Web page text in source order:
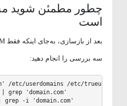
چطور مطمئن شوید
است
سه بررسی را انجام دهید:
/etc/userdomains /etc/
| grep 'domain.com'
| grep -i 'domain.com'